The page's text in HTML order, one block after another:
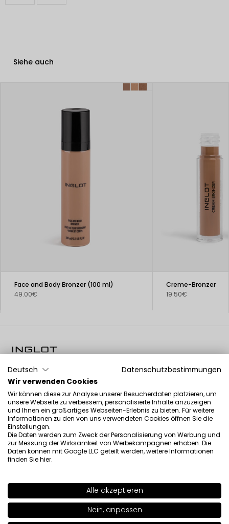
SHADE 41 >
Siehe auch
Face and Body Bronzer (100 ml)
49.00€
Creme-Bronzer
19.50€
Schönheit inspiriert von Wissenschaft
Newsletter
personal data by INGLOT S.A. in the context of the newsletter.
Deutsch
Datenschutzbestimmungen
Wir verwenden Cookies
Wir können diese zur Analyse unserer Besucherdaten platzieren, um
unsere Webseite zu verbessern, personalisierte Inhalte anzuzeigen
und Ihnen ein großartiges Webseiten-Erlebnis zu bieten. Für weitere
Informationen zu den von uns verwendeten Cookies öffnen Sie die
Einstellungen.
Die Daten werden zum Zweck der Personalisierung von Werbung und
zur Messung der Wirksamkeit von Werbekampagnen erhoben. Die
Daten können mit Google LLC geteilt werden, weitere Informationen
finden Siehier.
Alle akzeptieren
Nein, anpassen